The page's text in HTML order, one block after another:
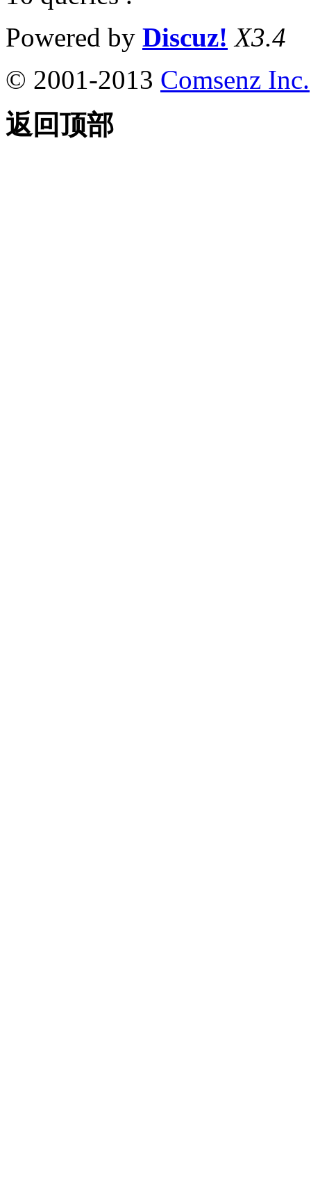
Powered by Discuz! X3.4
© 2001-2013 Comsenz Inc.
返回顶部